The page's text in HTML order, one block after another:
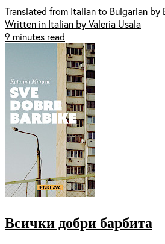
Translated from Italian to Bulgarian by
Written in Italian by Valeria Usala
9 minutes read
Всички добри барбита